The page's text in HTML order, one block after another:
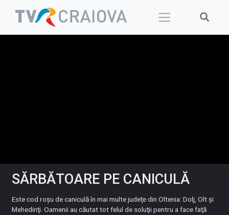
SĂRBĂTOARE PE CANICULĂ
Este cod roşu de caniculă în mai multe judeţe din Oltenia: Dolj, Olt şi
Mehedinţi. Oamenii au căutat tot felul de soluţii pentru a face faţă